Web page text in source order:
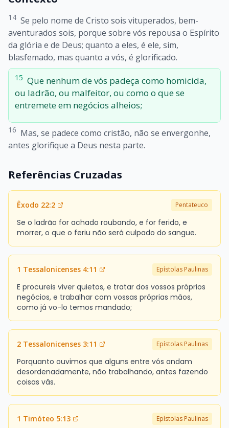
14 Se pelo nome de Cristo sois vituperados, bem-
aventurados sois, porque sobre vós repousa o Espírito
da glória e de Deus; quanto a eles, é ele, sim,
blasfemado, mas quanto a vós, é glorificado.
15 Que nenhum de vós padeça como homicida,
ou ladrão, ou malfeitor, ou como o que se
entremete em negócios alheios;
16 Mas, se padece como cristão, não se envergonhe,
antes glorifique a Deus nesta parte.
Referências Cruzadas
Êxodo 22:2 Pentateuco
Se o ladrão for achado roubando, e for ferido, e
morrer, o que o feriu não será culpado do sangue.
1 Tessalonicenses 4:11 Epístolas Paulinas
E procureis viver quietos, e tratar dos vossos próprios
negócios, e trabalhar com vossas próprias mãos,
como já vo-lo temos mandado;
2 Tessalonicenses 3:11 Epístolas Paulinas
Porquanto ouvimos que alguns entre vós andam
desordenadamente, não trabalhando, antes fazendo
coisas vãs.
1 Timóteo 5:13 Epístolas Paulinas